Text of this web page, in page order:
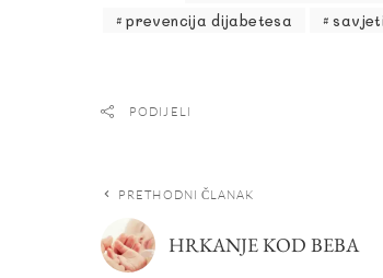
prevencija dijabetesa
PODIJELI
PRETHODNI ČLANAK
HRKANJE KOD BEBA